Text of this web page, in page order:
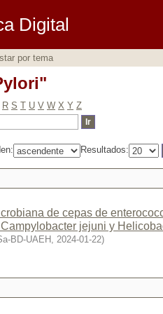
Digital
por tema
R S T U V W X Y Z
Resultados:
de cepas de
jejuni y
BD-UAEH , 2024-01-22)